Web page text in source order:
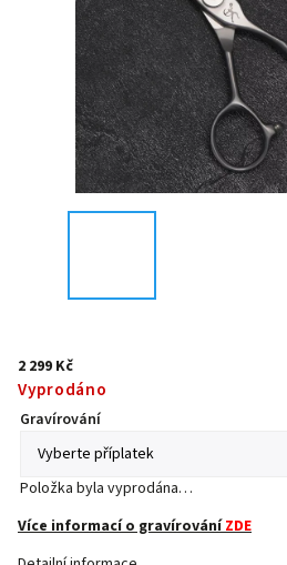
2 299 Kč
Vyprodáno
Gravírování
Položka byla vyprodána…
Více informací o gravírováníZDE